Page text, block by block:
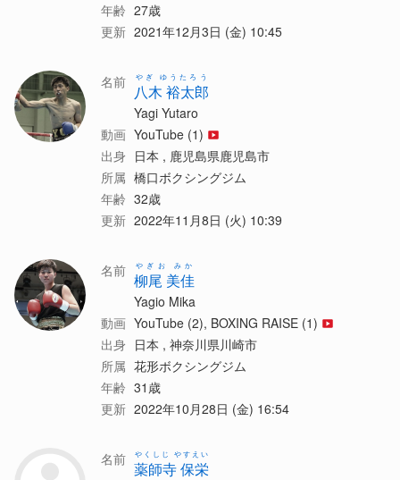
年齢 27歳
更新 2021年12月3日 (金) 10:45
名前 八木 裕太郎
やぎ ゆうたろう
Yagi Yutaro
動画 YouTube (1)
出身 日本 , 鹿児島県鹿児島市
所属 橋口ボクシングジム
年齢 32歳
更新 2022年11月8日 (火) 10:39
名前 柳尾 美佳
やぎお みか
Yagio Mika
動画 YouTube (2), BOXING RAISE (1)
出身 日本 , 神奈川県川崎市
所属 花形ボクシングジム
年齢 31歳
更新 2022年10月28日 (金) 16:54
名前 薬師寺 保栄
やくしじ やすえい